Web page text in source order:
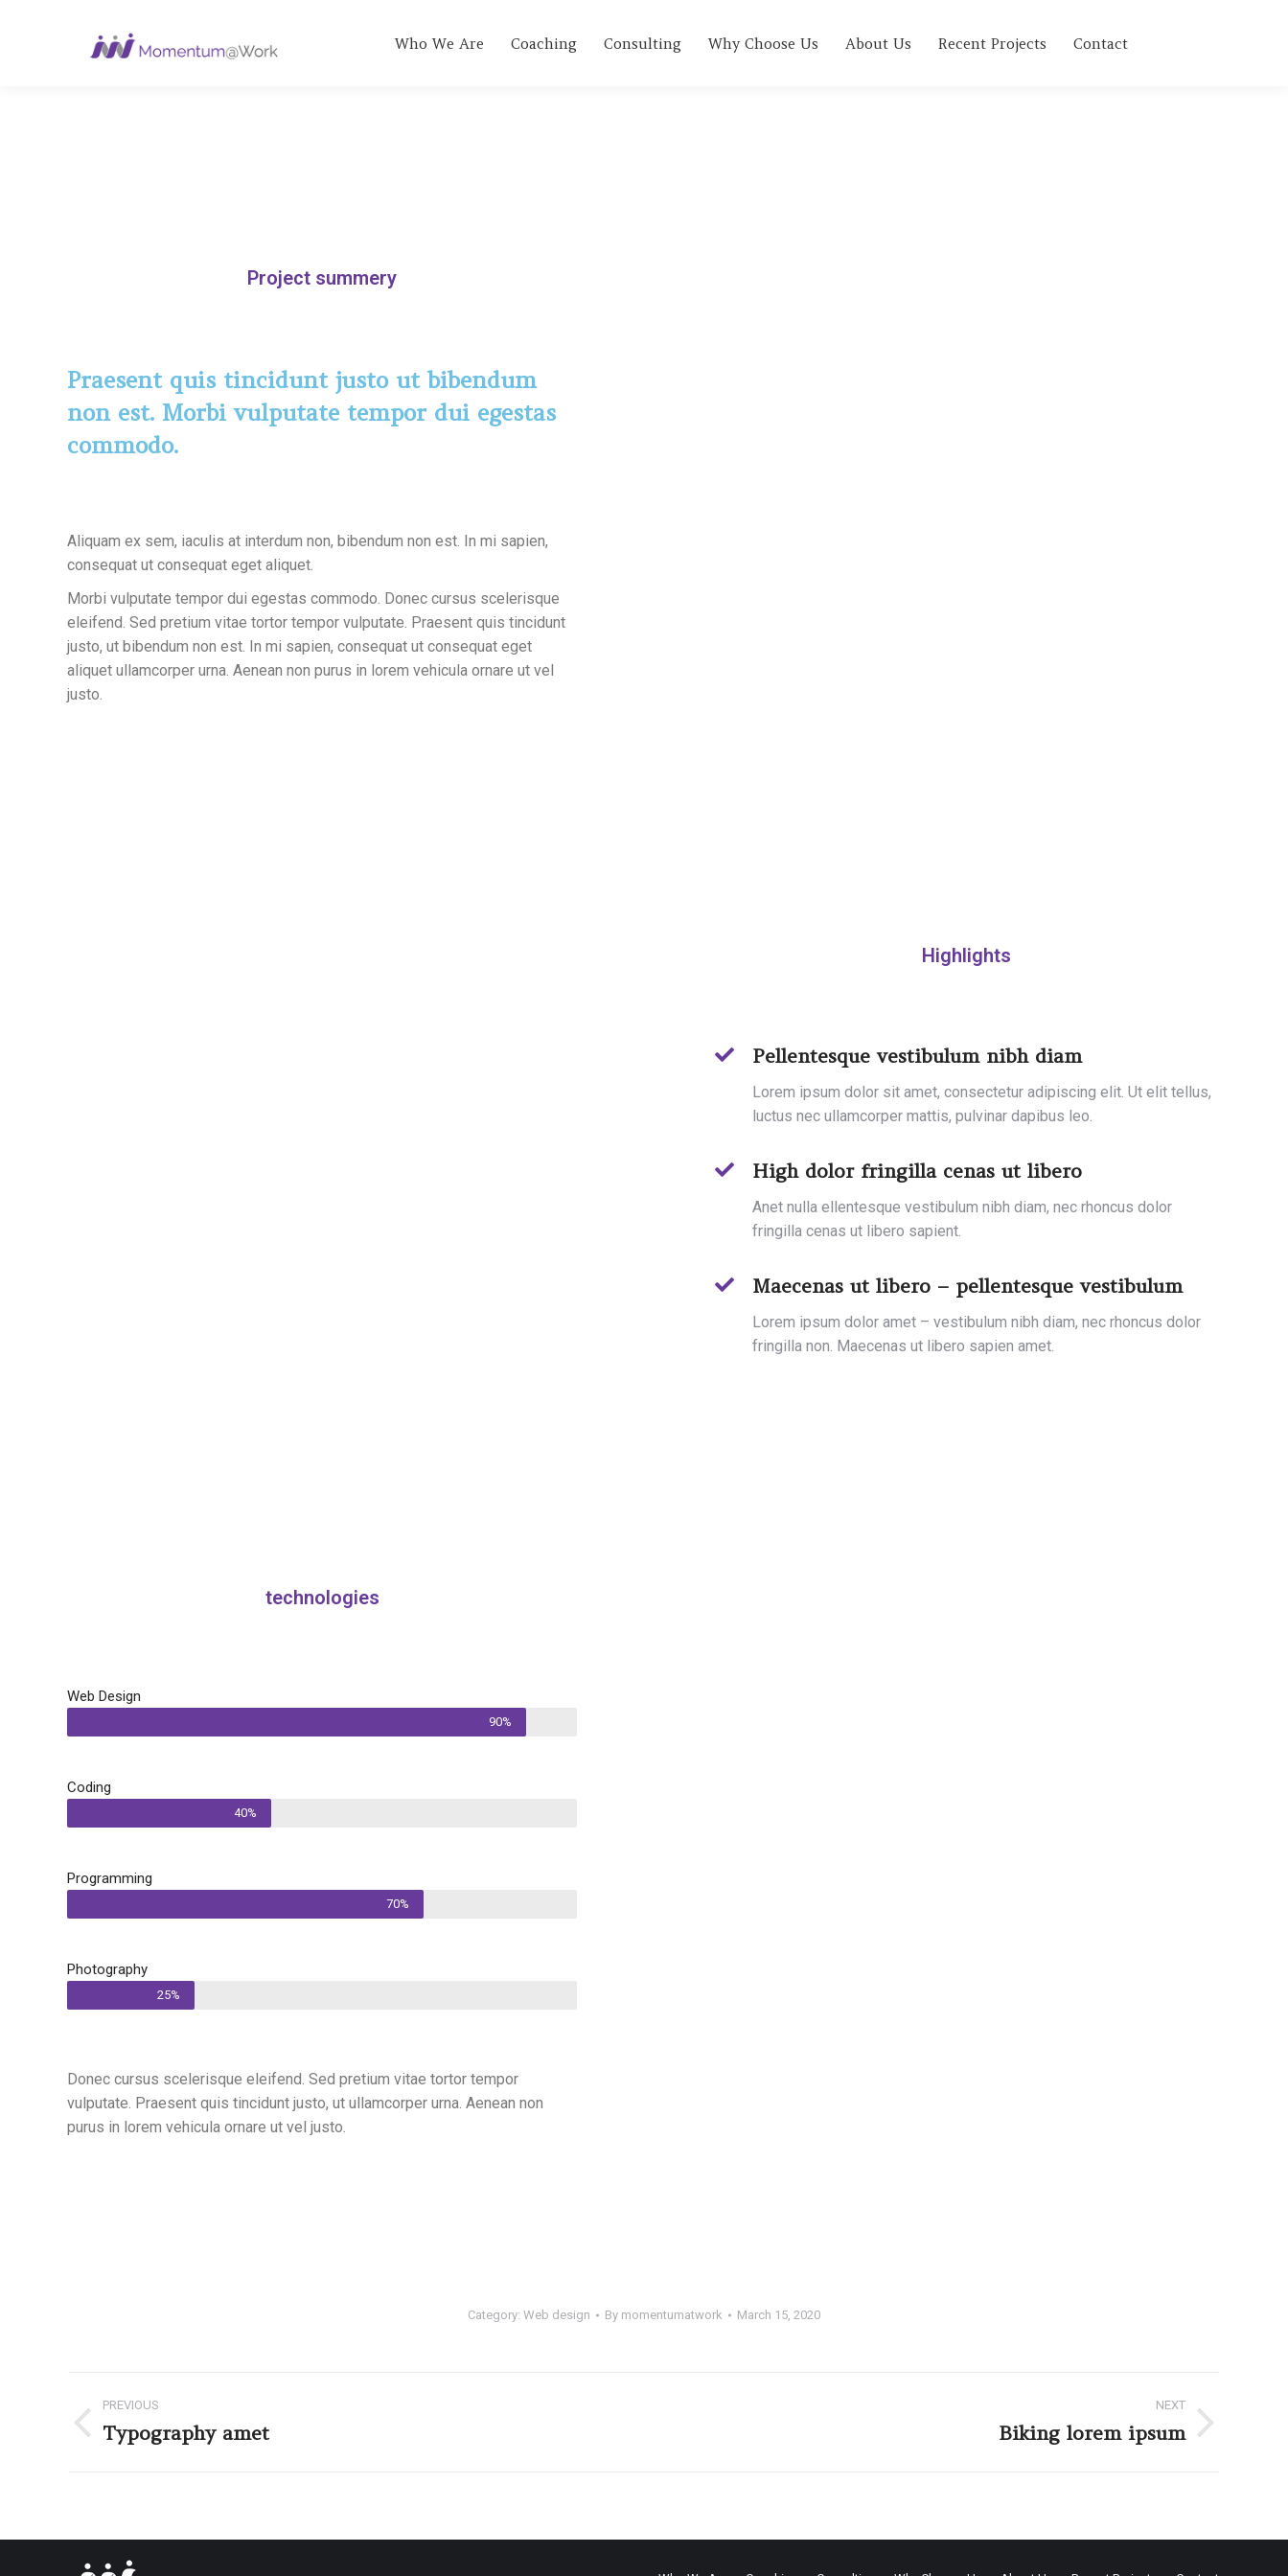
Who We Are Coaching Consulting Why Choose Us About Us Recent Projects Contact
Project summery
Praesent quis tincidunt justo ut bibendum
non est. Morbi vulputate tempor dui egestas
commodo.
Aliquam ex sem, iaculis at interdum non, bibendum non est. In mi sapien,
consequat ut consequat eget aliquet.
Morbi vulputate tempor dui egestas commodo. Donec cursus scelerisque
eleifend. Sed pretium vitae tortor tempor vulputate. Praesent quis tincidunt
justo, ut bibendum non est. In mi sapien, consequat ut consequat eget
aliquet ullamcorper urna. Aenean non purus in lorem vehicula ornare ut vel
justo.
Highlights
Pellentesque vestibulum nibh diam
Lorem ipsum dolor sit amet, consectetur adipiscing elit. Ut elit tellus,
luctus nec ullamcorper mattis, pulvinar dapibus leo.
High dolor fringilla cenas ut libero
Anet nulla ellentesque vestibulum nibh diam, nec rhoncus dolor
fringilla cenas ut libero sapient.
Maecenas ut libero – pellentesque vestibulum
Lorem ipsum dolor amet – vestibulum nibh diam, nec rhoncus dolor
fringilla non. Maecenas ut libero sapien amet.
technologies
Web Design
90%
Coding
40%
Programming
70%
Photography
25%
Donec cursus scelerisque eleifend. Sed pretium vitae tortor tempor
vulputate. Praesent quis tincidunt justo, ut ullamcorper urna. Aenean non
purus in lorem vehicula ornare ut vel justo.
Category: Web design By momentumatwork March 15, 2020
PREVIOUS
Typography amet
NEXT
Biking lorem ipsum